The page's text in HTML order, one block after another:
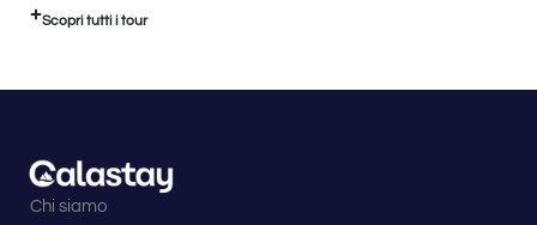
Scopri tutti i tour
Chi siamo